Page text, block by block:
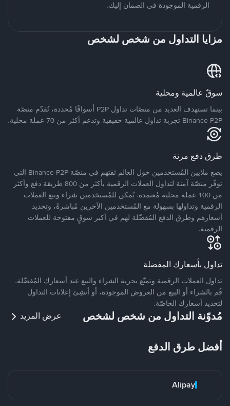
الرقمية الموجودة في الضمان إليك.
مزايا التداول من شخص لشخص
سوقٌ عالمية ومحلية
بينما تستهدف العديد من منصّات تداول P2P أسواقًا مُحددة، تُقدّم منصّة
Binance P2P تجربة تداول عالمية حقيقية وتدعم أكثر من 70 عملة محلية.
طرق دفع مرنة
يضع ملايين المُستخدمين حول العالم ثقتهم في منصّة Binance P2P التي
توفّر منصّة آمنة لتداول العملات الرقمية بأكثر من 800 طريقة دفع وأكثر
من 100 عملة محلية مُعتمدة. يُمكن للمُستخدمين شراء وبيع العملات
الرقمية وتداولها بسهولة مع المُستخدمين الآخرين مُباشرةً، وتحديد
أسعارهم وطرق الدفع المُفضّلة لهم في أكبر سوقٍ مفتوحة للعملات
الرقمية.
تداول بأسعارك المفضلة
تداول العملات الرقمية وتمتّع بحرية الشراء والبيع عند أسعارك المُفضّلة.
قُم بالشراء أو البيع من العروض الموجودة، أو أنشِئ إعلانات التداول
لتحديد أسعارك الخاصّة.
مُدوّنة التداول من شخص لشخص عرض المزيد
أفضل طرق الدفع
Alipay